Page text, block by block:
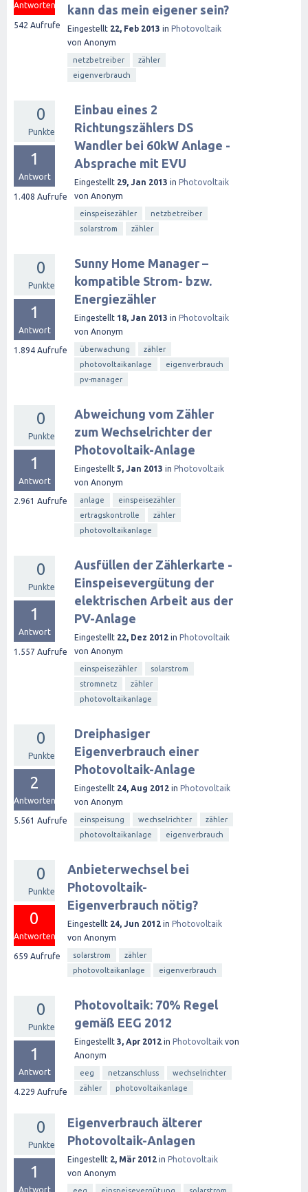
Antworten
542 Aufrufe
kann das mein eigener sein?
Eingestellt 22, Feb 2013 in Photovoltaik
von Anonym
netzbetreiber
zähler
eigenverbrauch
0
Punkte
1
Antwort
1.408 Aufrufe
Einbau eines 2
Richtungszählers DS
Wandler bei 60kW Anlage -
Absprache mit EVU
Eingestellt 29, Jan 2013 in Photovoltaik
von Anonym
einspeisezähler
netzbetreiber
solarstrom
zähler
0
Punkte
1
Antwort
1.894 Aufrufe
Sunny Home Manager –
kompatible Strom- bzw.
Energiezähler
Eingestellt 18, Jan 2013 in Photovoltaik
von Anonym
überwachung
zähler
photovoltaikanlage
eigenverbrauch
pv-manager
0
Punkte
1
Antwort
2.961 Aufrufe
Abweichung vom Zähler
zum Wechselrichter der
Photovoltaik-Anlage
Eingestellt 5, Jan 2013 in Photovoltaik
von Anonym
anlage
einspeisezähler
ertragskontrolle
zähler
photovoltaikanlage
0
Punkte
1
Antwort
1.557 Aufrufe
Ausfüllen der Zählerkarte -
Einspeisevergütung der
elektrischen Arbeit aus der
PV-Anlage
Eingestellt 22, Dez 2012 in Photovoltaik
von Anonym
einspeisezähler
solarstrom
stromnetz
zähler
photovoltaikanlage
0
Punkte
2
Antworten
5.561 Aufrufe
Dreiphasiger
Eigenverbrauch einer
Photovoltaik-Anlage
Eingestellt 24, Aug 2012 in Photovoltaik
von Anonym
einspeisung wechselrichter
zähler
photovoltaikanlage
eigenverbrauch
0
Punkte
0
Antworten
659 Aufrufe
Anbieterwechsel bei
Photovoltaik-
Eigenverbrauch nötig?
Eingestellt 24, Jun 2012 in Photovoltaik
von Anonym
solarstrom
zähler
photovoltaikanlage
eigenverbrauch
0
Punkte
1
Antwort
4.229 Aufrufe
Photovoltaik: 70% Regel
gemäß EEG 2012
Eingestellt 3, Apr 2012 in Photovoltaik von
Anonym
eeg netzanschluss
wechselrichter
zähler
photovoltaikanlage
0
Punkte
1
Antwort
Eigenverbrauch älterer
Photovoltaik-Anlagen
Eingestellt 2, Mär 2012 in Photovoltaik
von Anonym